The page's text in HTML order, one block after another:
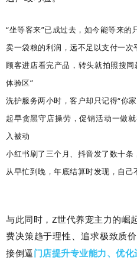
“坐等客来”已成过去，如今能等来的
卖一袋粮的利润，远不足以支付一次
顾客进店看完产品，转头就拍照搜
体验区”
洗护服务两小时，客户却只记得“你
起早贪黑守店操劳，促销活动一做
入被动
小红书刷了三个月、抖音发了数十
从早忙到晚，年底结算时发现，自己
与此同时，Z世代养宠主力的崛
费决策趋于理性、追求极致质
接倒逼门店提升专业能力、优化